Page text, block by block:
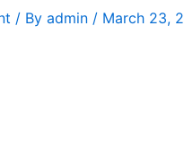
/ By admin / March 23,